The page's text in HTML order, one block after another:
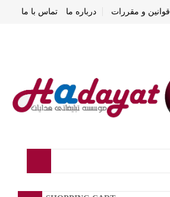
قوانین و مقررات درباره ما تماس با ما